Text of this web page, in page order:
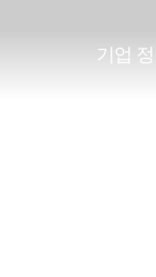
기 업 정